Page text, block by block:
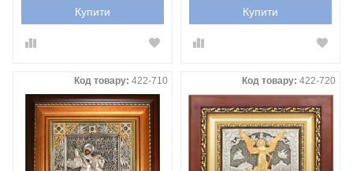
Купити Купити
Код товару: 422-710 Код товару: 422-720